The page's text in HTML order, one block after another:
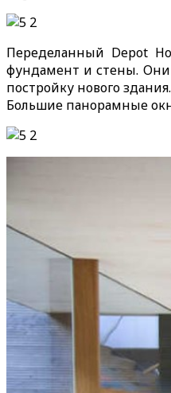
Переделанный Depot
фундамент и стены. Они
постройку нового
Большие панорамные